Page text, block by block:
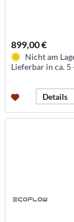
899,00 €
Nicht am
Lieferbar in ca. 5
Details